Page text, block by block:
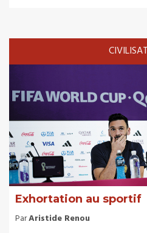
Exhortation au sportif
ParAristide Renou